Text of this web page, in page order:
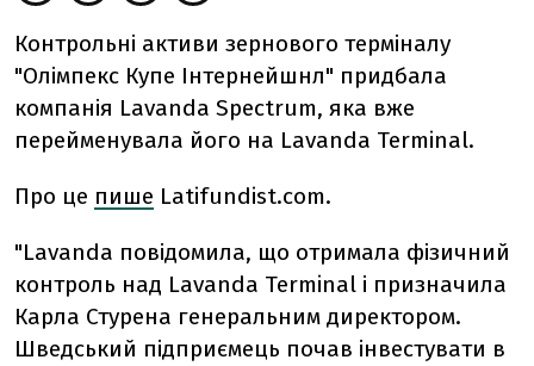
Контрольні активи зернового терміналу
"Олімпекс Купе Інтернейшнл" придбала
компанія Lavanda Spectrum, яка вже
перейменувала його на Lavanda Terminal.
Про це пише Latifundist.com.
"Lavanda повідомила, що отримала фізичний
контроль над Lavanda Terminal і призначила
Карла Стурена генеральним директором.
Шведський підприємець почав інвестувати в